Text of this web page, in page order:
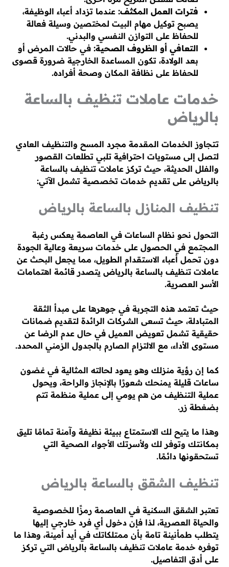
فترات العمل المكثف: عندما تزداد أعباء الوظيفة،
يصبح توكيل مهام البيت لمختصين وسيلة فعالة
للحفاظ على التوازن النفسي والبدني.
التعافي أو الظروف الصحية: في حالات المرض أو
بعد الولادة، تكون المساعدة الخارجية ضرورة قصوى
للحفاظ على نظافة المكان وصحة أفراده.
خدمات عاملات تنظيف بالساعة
بالرياض
تتجاوز الخدمات المقدمة مجرد المسح والتنظيف العادي
لتصل إلى مستويات احترافية تلبي تطلعات القصور
والفلل الحديثة، حيث تركز عاملات تنظيف بالساعة
بالرياض على تقديم خدمات تخصصية تشمل الآتي:
تنظيف المنازل بالساعة بالرياض
التحول نحو نظام الساعات في العاصمة يعكس رغبة
المجتمع في الحصول على خدمات سريعة وعالية الجودة
دون تحمل أعباء الاستقدام الطويل، مما يجعل البحث عن
عاملات تنظيف بالساعة بالرياض يتصدر قائمة اهتمامات
الأسر العصرية.
حيث تعتمد هذه التجربة في جوهرها على مبدأ الثقة
المتبادلة، حيث تسعى الشركات الرائدة لتقديم ضمانات
حقيقية تشمل تعويض العميل في حال عدم الرضا عن
مستوى الأداء، مع الالتزام الصارم بالجدول الزمني المحدد.
كما إن رؤية منزلك وهو يعود لحالته المثالية في غضون
ساعات قليلة يمنحك شعورًا بالإنجاز والراحة، ويحول
عملية التنظيف من هم يومي إلى عملية منظمة تتم
بضغطة زر.
وهذا ما يتيح لك الاستمتاع ببيئة نظيفة وآمنة تمامًا تليق
بمكانتك وتوفر لك ولأسرتك الأجواء الصحية التي
تستحقونها دائمًا.
تنظيف الشقق بالساعة بالرياض
تعتبر الشقق السكنية في العاصمة رمزًا للخصوصية
والحياة العصرية، لذا فإن دخول أي فرد خارجي إليها
يتطلب طمأنينة تامة بأن ممتلكاتك في أيد أمينة، وهذا ما
توفره خدمة عاملات تنظيف بالساعة بالرياض التي تركز
على أدق التفاصيل.